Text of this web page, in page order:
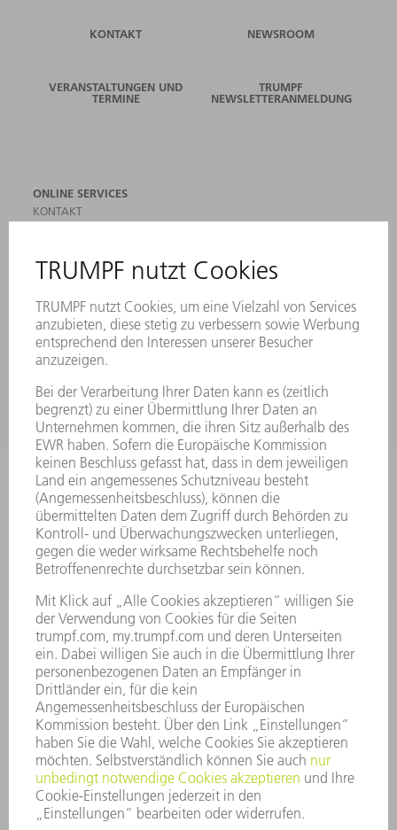
KONTAKT NEWSROOM
VERANSTALTUNGEN UND
TERMINE
TRUMPF
NEWSLETTERANMELDUNG
ONLINE SERVICES
KONTAKT
VERANSTALTUNGEN UND TERMINE
NEWSLETTER-ANMELDUNG
MYTRUMPF
SICHERHEITSDATENBLÄTTER
PRODUKTE
MASCHINEN & SYSTEME
LEISTUNGSELEKTRONIK
ELEKTROWERKZEUGE
SMART FACTORY
SOFTWARE
SERVICES
ANWENDUNGEN
BRANCHEN
UNTERNEHMEN
KARRIERE
STELLENANGEBOTE
UNTERNEHMENSPROFIL
GESCHÄFTSBERICHT
UNTERNEHMENSGRUNDSÄTZE
COMPLIANCE
HINWEISGEBERSYSTEM
SECURITY
PRESSEMITTEILUNGEN
MAGAZINE
LIEFERANTEN
NACHHALTIGKEIT
UMWELT & KLIMA
SOZIALES & GESELLSCHAFT
UNTERNEHMENSFÜHRUNG